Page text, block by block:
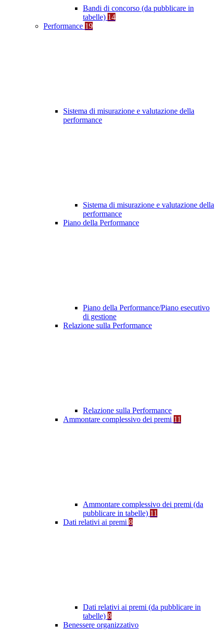
Bandi di concorso (da pubblicare in
tabelle) 14
Performance 19
Sistema di misurazione e valutazione della
performance
Sistema di misurazione e valutazione della
performance
Piano della Performance
Piano della Performance/Piano esecutivo
di gestione
Relazione sulla Performance
Relazione sulla Performance
Ammontare complessivo dei premi 11
Ammontare complessivo dei premi (da
pubblicare in tabelle) 11
Dati relativi ai premi 8
Dati relativi ai premi (da pubblicare in
tabelle) 8
Benessere organizzativo